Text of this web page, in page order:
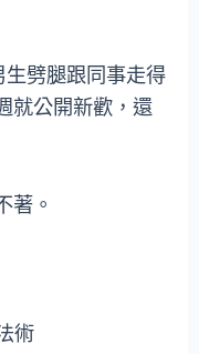
劈腿跟同事走得
就公開新歡，還
著。
術